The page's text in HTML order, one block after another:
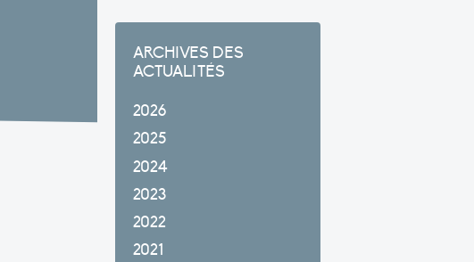
ARCHIVES DES
ACTUALITÉS
2026
2025
2024
2023
2022
2021